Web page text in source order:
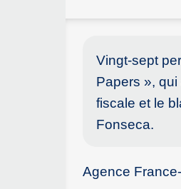
Vingt-sept
Papers »,
fiscale et le
Fonseca.
Agence